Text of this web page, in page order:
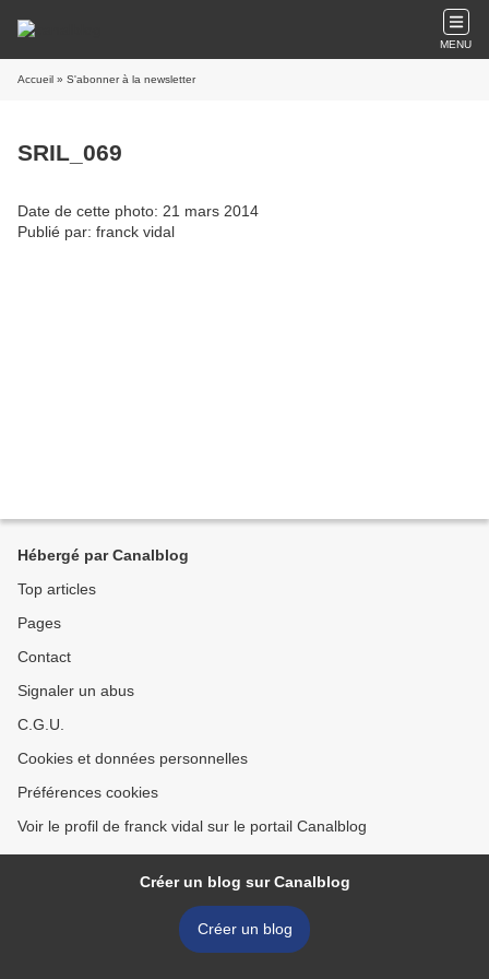
MENU
Accueil » S'abonner à la newsletter
SRIL_069
Date de cette photo: 21 mars 2014
Publié par: franck vidal
Hébergé par Canalblog
Top articles
Pages
Contact
Signaler un abus
C.G.U.
Cookies et données personnelles
Préférences cookies
Voir le profil de franck vidal sur le portail Canalblog
Créer un blog sur Canalblog
Créer un blog